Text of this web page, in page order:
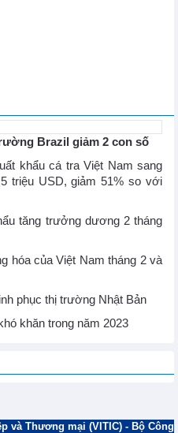
Brazil giảm 2 con số
khẩu cá tra Việt Nam sang
triệu USD, giảm 51% so với
tăng trưởng dương 2 tháng
hóa của Việt Nam tháng 2 và
phục thị trường Nhật Bản
khăn trong năm 2023
và Thương mại (VITIC) - Bộ Công